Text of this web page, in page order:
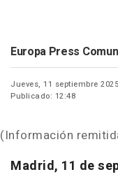
Europa Press
Jueves, 11 septiembre 2025
Publicado: 12:48
(Información
Madrid, 11 de